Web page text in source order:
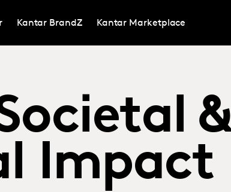
Kantar BrandZ Kantar Marketplace
&
Impact